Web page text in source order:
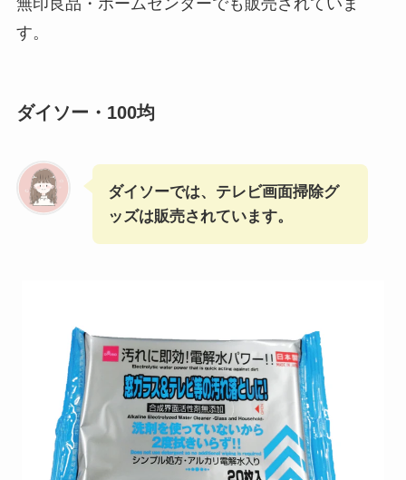
す。
ダイソー・100均
ダイソーでは、テレビ画面掃除グ
ッズは販売されています。